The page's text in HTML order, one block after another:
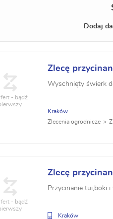
Dodaj
Zlecę
Wyschnięty świerk
Kraków
Zlecenia ogrodnicze
- bądź
Zlecę
Przycinanie tui,boki
Kraków
- bądź